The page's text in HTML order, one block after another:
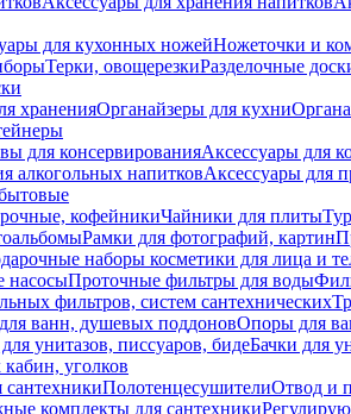
для кухонных ножейНожеточки и
Терки, овощерезкиРазделочные
храненияОрганайзеры для кухни
для консервированияАксессуары для
алкогольных напитковАксессуары для
кофейникиЧайники для плиты
Рамки для фотографий, картин
наборы косметики для лица и
насосыПроточные фильтры для воды
фильтров, систем сантехнических
ванн, душевых поддоновОпоры для
унитазов, писсуаров, бидеБачки для
уголков
ПолотенцесушителиОтвод и
комплекты для сантехники